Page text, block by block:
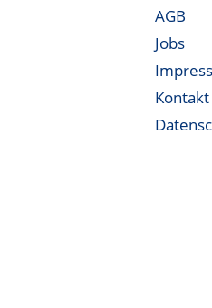
AGB
Jobs
Kontakt